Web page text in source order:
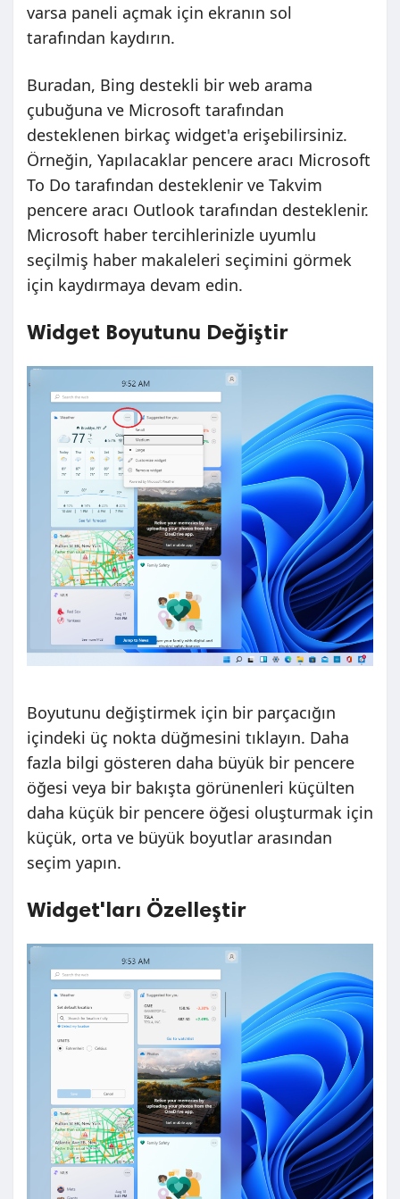
varsa paneli açmak için ekranın sol
tarafından kaydırın.
Buradan, Bing destekli bir web arama
çubuğuna ve Microsoft tarafından
desteklenen birkaç widget'a erişebilirsiniz.
Örneğin, Yapılacaklar pencere aracı Microsoft
To Do tarafından desteklenir ve Takvim
pencere aracı Outlook tarafından desteklenir.
Microsoft haber tercihlerinizle uyumlu
seçilmiş haber makaleleri seçimini görmek
için kaydırmaya devam edin.
Widget Boyutunu Değiştir
Boyutunu değiştirmek için bir parçacığın
içindeki üç nokta düğmesini tıklayın. Daha
fazla bilgi gösteren daha büyük bir pencere
öğesi veya bir bakışta görünenleri küçülten
daha küçük bir pencere öğesi oluşturmak için
küçük, orta ve büyük boyutlar arasından
seçim yapın.
Widget'ları Özelleştir